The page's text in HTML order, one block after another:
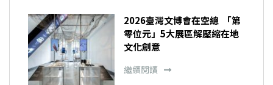
2026臺灣文博會在空總 「第
零位元」5大展區解壓縮在地
文化創意
繼續閱讀